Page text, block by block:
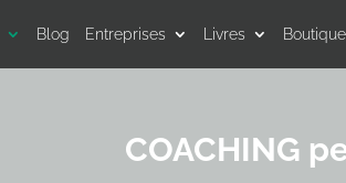
Blog Entreprises Livres Boutique
COACHING